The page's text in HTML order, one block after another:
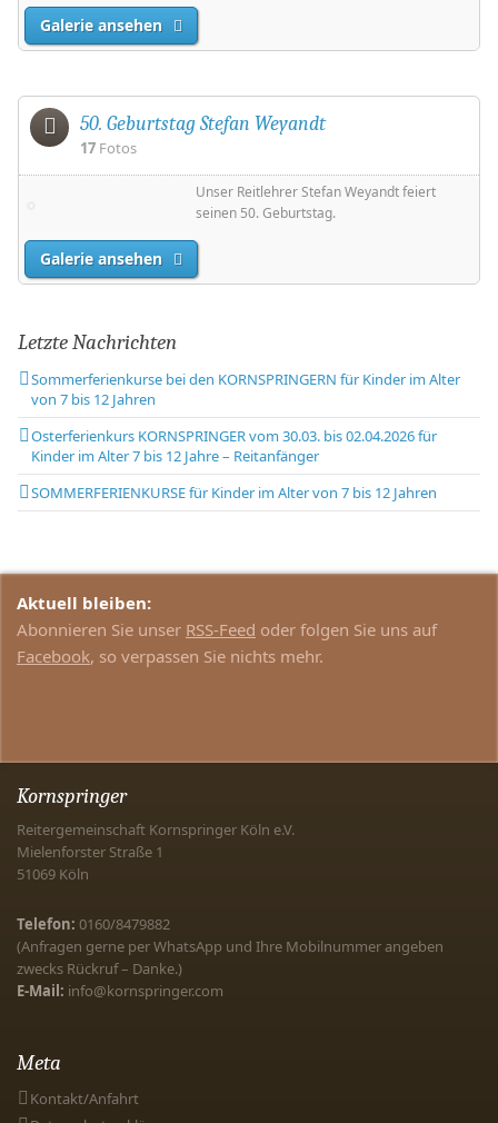
Galerie ansehen
50. Geburtstag Stefan Weyandt
17 Fotos
Unser Reitlehrer Stefan Weyandt feiert
seinen 50. Geburtstag.
Galerie ansehen
Letzte Nachrichten
Sommerferienkurse bei den KORNSPRINGERN für Kinder im Alter
von 7 bis 12 Jahren
Osterferienkurs KORNSPRINGER vom 30.03. bis 02.04.2026 für
Kinder im Alter 7 bis 12 Jahre – Reitanfänger
SOMMERFERIENKURSE für Kinder im Alter von 7 bis 12 Jahren
Aktuell bleiben:
Abonnieren Sie unser RSS-Feed oder folgen Sie uns auf
Facebook, so verpassen Sie nichts mehr.
Kornspringer
Reitergemeinschaft Kornspringer Köln e.V.
Mielenforster Straße 1
51069 Köln
Telefon: 0160/8479882
(Anfragen gerne per WhatsApp und Ihre Mobilnummer angeben
zwecks Rückruf – Danke.)
E-Mail: info@kornspringer.com
Meta
Kontakt/Anfahrt